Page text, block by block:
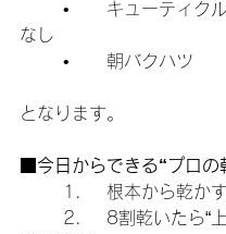
なし
	•	朝バクハツ
となります。
■今日からできる“プロの
	1.	根本から乾かす